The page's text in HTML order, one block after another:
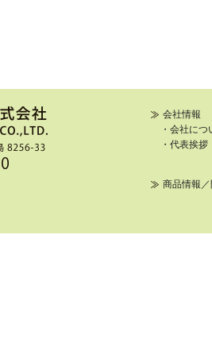
会社情報
・会社につ
・代表挨拶
商品情報